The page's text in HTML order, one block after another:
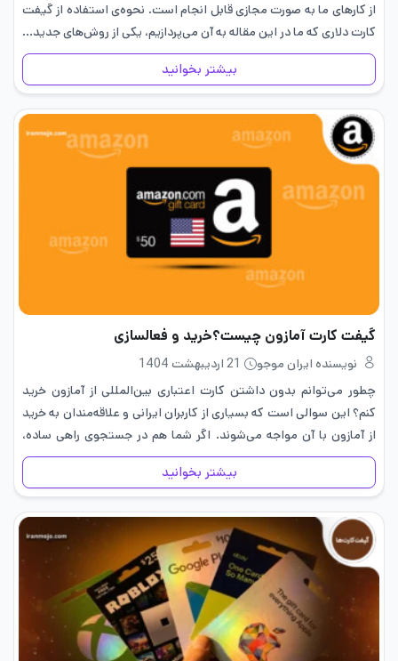
از کارهای ما به صورت مجازی قابل انجام است. نحوه‌ی استفاده از گیفت
کارت دلاری که ما در این مقاله به آن می‌پردازیم، یکی از روش‌های جدید…
بیشتر بخوانید
گیفت کارت آمازون چیست؟خرید و فعالسازی
نویسنده ایران موجو
21 اردیبهشت 1404
چطور می‌توانم بدون داشتن کارت اعتباری بین‌المللی از آمازون خرید
کنم؟ این سوالی است که بسیاری از کاربران ایرانی و علاقه‌مندان به خرید
از آمازون با آن مواجه می‌شوند. اگر شما هم در جستجوی راهی ساده،
سریع و کاربردی برای…
بیشتر بخوانید